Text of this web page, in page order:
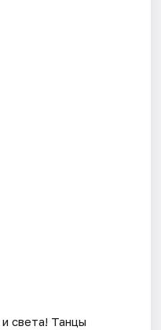
света! Танцы